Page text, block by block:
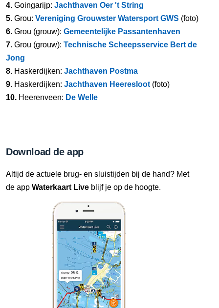
4. Goingarijp: Jachthaven Oer 't String
5. Grou: Vereniging Grouwster Watersport GWS (foto)
6. Grou (grouw): Gemeentelijke Passantenhaven
7. Grou (grouw): Technische Scheepsservice Bert de
Jong
8. Haskerdijken: Jachthaven Postma
9. Haskerdijken: Jachthaven Heeresloot (foto)
10. Heerenveen: De Welle
Download de app
Altijd de actuele brug- en sluistijden bij de hand? Met
de app Waterkaart Live blijf je op de hoogte.